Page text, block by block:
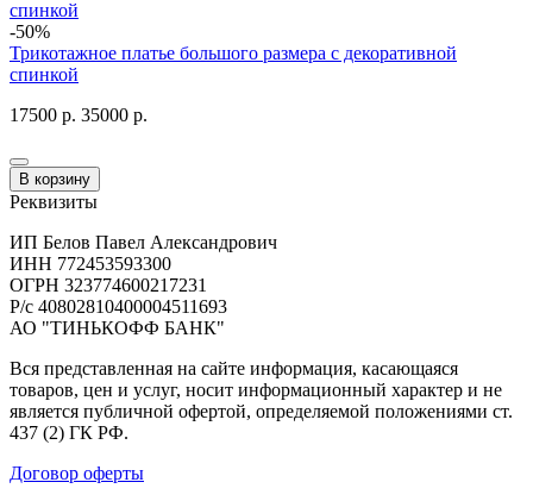
-50%
Трикотажное платье большого размера с декоративной
спинкой
17500 р. 35000 р.
В корзину
Реквизиты
ИП Белов Павел Александрович
ИНН 772453593300
ОГРН 323774600217231
Р/с 40802810400004511693
АО "ТИНЬКОФФ БАНК"
Вся представленная на сайте информация, касающаяся
товаров, цен и услуг, носит информационный характер и не
является публичной офертой, определяемой положениями ст.
437 (2) ГК РФ.
Договор оферты